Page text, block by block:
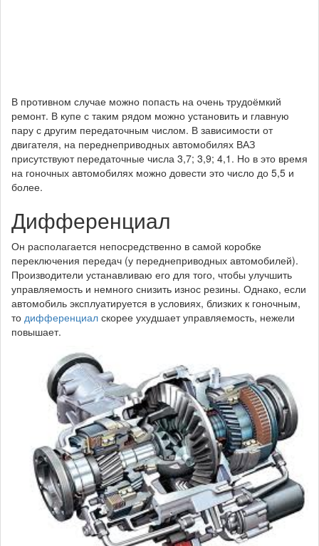
В противном случае можно попасть на очень трудоёмкий
ремонт. В купе с таким рядом можно установить и главную
пару с другим передаточным числом. В зависимости от
двигателя, на переднеприводных автомобилях ВАЗ
присутствуют передаточные числа 3,7; 3,9; 4,1. Но в это время
на гоночных автомобилях можно довести это число до 5,5 и
более.
Дифференциал
Он располагается непосредственно в самой коробке
переключения передач (у переднеприводных автомобилей).
Производители устанавливаю его для того, чтобы улучшить
управляемость и немного снизить износ резины. Однако, если
автомобиль эксплуатируется в условиях, близких к гоночным,
то дифференциал скорее ухудшает управляемость, нежели
повышает.